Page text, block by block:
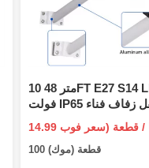
10 متر 48FT E27 S14 LED لمبة 220
فولت IP65 مقاوم للماء حفل زفاف فناء
الطلق الشمسية المملكة
الأفريقي مقهى اكليل
سلسلة ضوء
100 قطعة (موك)